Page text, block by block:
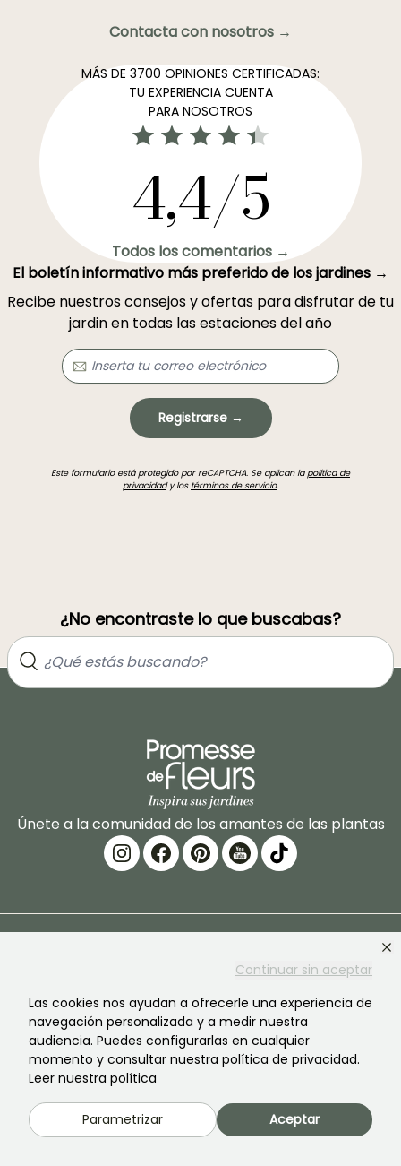
Continuar sin aceptar
Las cookies nos ayudan a ofrecerle una experiencia de
navegación personalizada y a medir nuestra
audiencia. Puedes configurarlas en cualquier
momento y consultar nuestra política de privacidad.
Leer nuestra política
Parametrizar Aceptar
Contacta con nosotros →
MÁS DE 3700 OPINIONES CERTIFICADAS:
TU EXPERIENCIA CUENTA
PARA NOSOTROS
4,4/5
Todos los comentarios →
El boletín informativo más preferido de los jardines →
Recibe nuestros consejos y ofertas para disfrutar de tu
jardin en todas las estaciones del año
Registrarse →
Este formulario está protegido por reCAPTCHA. Se aplican lapolítica de
privacidady los términos de servicio.
¿No encontraste lo que buscabas?
Únete a la comunidad de los amantes de las plantas
La marca
Nuestra historia
Nuestras plantas
Nuestros compromisos
Nuestros valores
Preparación de pedidos
Entregas
Garantía de las plantas
Pago seguro
Plantfit